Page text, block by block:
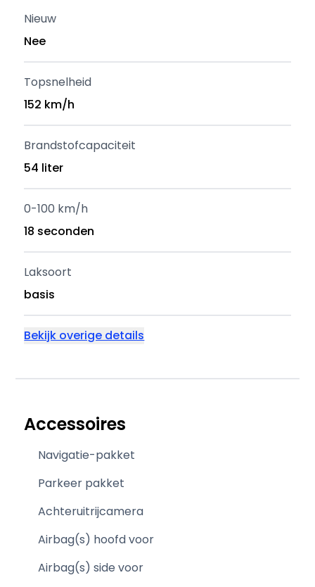
Nieuw
Nee
Topsnelheid
152 km/h
Brandstofcapaciteit
54 liter
0-100 km/h
18 seconden
Laksoort
basis
Bekijk overige details
Accessoires
Navigatie-pakket
Parkeer pakket
Achteruitrijcamera
Airbag(s) hoofd voor
Airbag(s) side voor